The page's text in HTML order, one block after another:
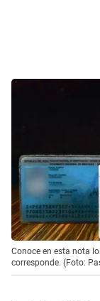
Conoce en esta nota
corresponde. (Foto: